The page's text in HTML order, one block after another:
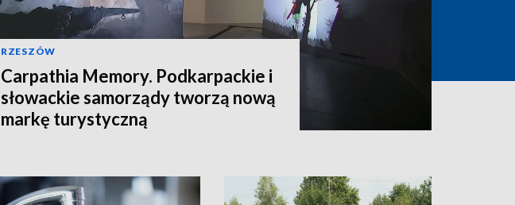
RZESZÓW
Carpathia Memory. Podkarpackie i
słowackie samorządy tworzą nową
markę turystyczną